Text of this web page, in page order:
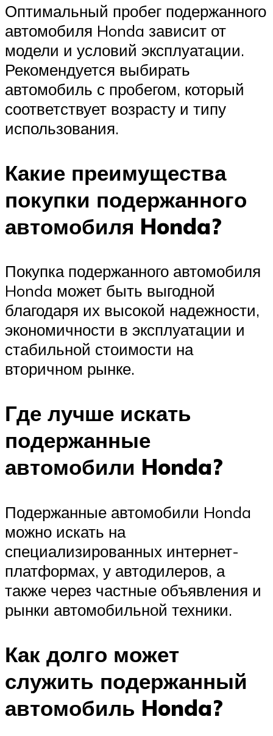
Оптимальный пробег подержанного
автомобиля Honda зависит от
модели и условий эксплуатации.
Рекомендуется выбирать
автомобиль с пробегом, который
соответствует возрасту и типу
использования.
Какие преимущества
покупки подержанного
автомобиля Honda?
Покупка подержанного автомобиля
Honda может быть выгодной
благодаря их высокой надежности,
экономичности в эксплуатации и
стабильной стоимости на
вторичном рынке.
Где лучше искать
подержанные
автомобили Honda?
Подержанные автомобили Honda
можно искать на
специализированных интернет-
платформах, у автодилеров, а
также через частные объявления и
рынки автомобильной техники.
Как долго может
служить подержанный
автомобиль Honda?